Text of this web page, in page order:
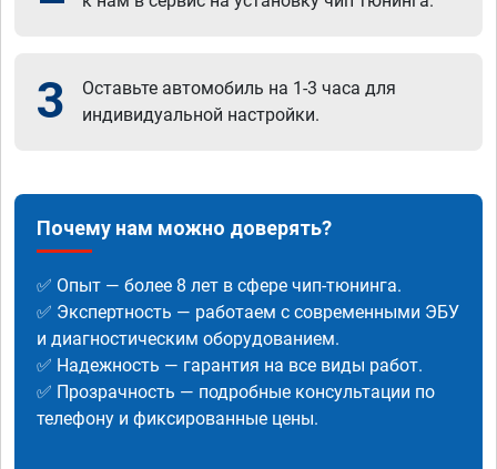
3
Оставьте автомобиль на 1-3 часа для
индивидуальной настройки.
Почему нам можно доверять?
✅ Опыт — более 8 лет в сфере чип-тюнинга.
✅ Экспертность — работаем с современными ЭБУ
и диагностическим оборудованием.
✅ Надежность — гарантия на все виды работ.
✅ Прозрачность — подробные консультации по
телефону и фиксированные цены.